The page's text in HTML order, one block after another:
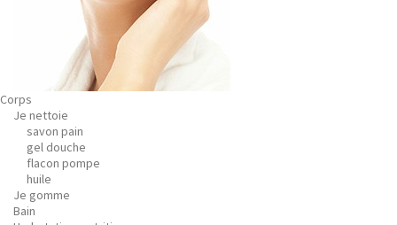
Corps
Je nettoie
savon pain
gel douche
flacon pompe
huile
Je gomme
Bain